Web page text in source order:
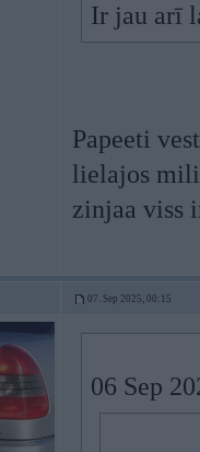
Ir jau arī
Papeeti
lielajos
zinjaa viss
07. Sep 2025, 00:15
06 Sep